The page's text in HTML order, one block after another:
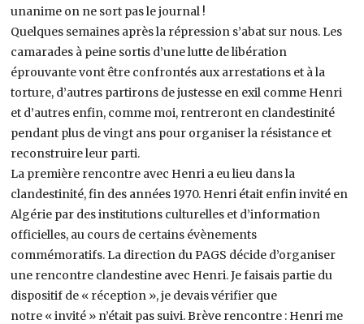
unanime on ne sort pas le journal !
Quelques semaines après la répression s’abat sur nous. Les
camarades à peine sortis d’une lutte de libération
éprouvante vont être confrontés aux arrestations et à la
torture, d’autres partirons de justesse en exil comme Henri
et d’autres enfin, comme moi, rentreront en clandestinité
pendant plus de vingt ans pour organiser la résistance et
reconstruire leur parti.
La première rencontre avec Henri a eu lieu dans la
clandestinité, fin des années 1970. Henri était enfin invité en
Algérie par des institutions culturelles et d’information
officielles, au cours de certains évènements
commémoratifs. La direction du PAGS décide d’organiser
une rencontre clandestine avec Henri. Je faisais partie du
dispositif de « réception », je devais vérifier que
notre « invité » n’était pas suivi. Brève rencontre : Henri me